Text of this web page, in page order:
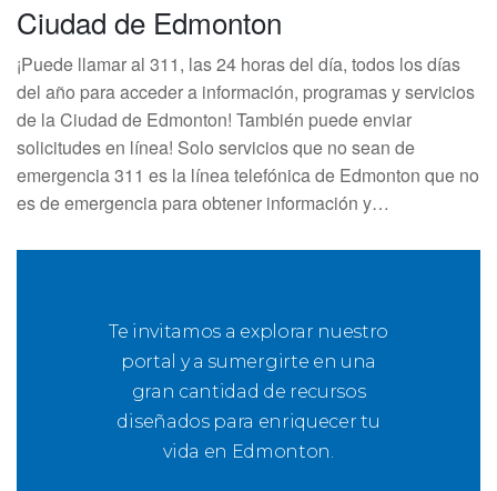
Ciudad de Edmonton
¡Puede llamar al 311, las 24 horas del día, todos los días
del año para acceder a información, programas y servicios
de la Ciudad de Edmonton! También puede enviar
solicitudes en línea! Solo servicios que no sean de
emergencia 311 es la línea telefónica de Edmonton que no
es de emergencia para obtener información y…
Te invitamos a explorar nuestro
portal y a sumergirte en una
gran cantidad de recursos
diseñados para enriquecer tu
vida en Edmonton.